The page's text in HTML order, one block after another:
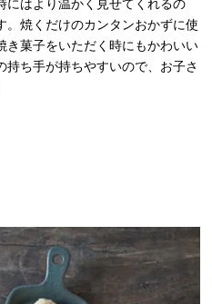
にはより温かく見せてくれるの
。焼くだけのカンタンおかずに使
き菓子をいただく時にもかわいい
持ち手が持ちやすいので、お子さ